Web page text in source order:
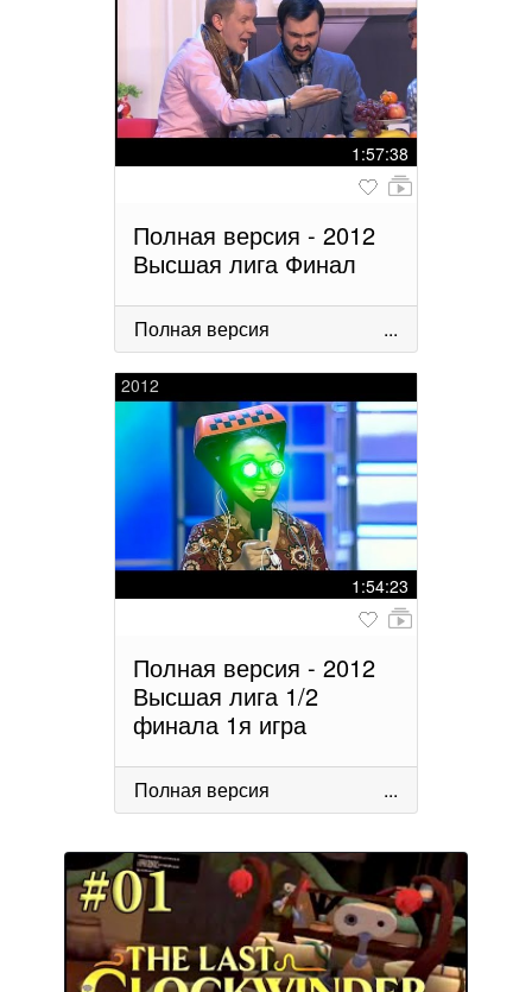
1:57:38
Полная версия - 2012
Высшая лига Финал
Полная версия ...
2012
1:54:23
Полная версия - 2012
Высшая лига 1/2
финала 1я игра
Полная версия ...